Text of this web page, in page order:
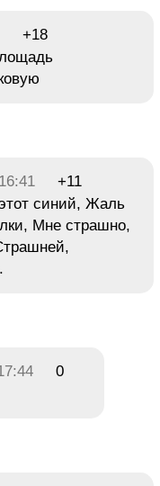
+18
+11
синий, Жаль
Мне страшно,
0